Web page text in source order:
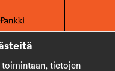
toimintaan, tietojen